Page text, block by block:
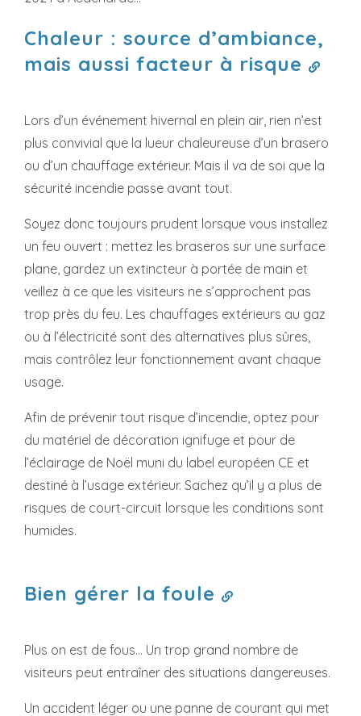
Chaleur : source d’ambiance,
mais aussi facteur à risque
Lors d’un événement hivernal en plein air, rien n’est
plus convivial que la lueur chaleureuse d’un brasero
ou d’un chauffage extérieur. Mais il va de soi que la
sécurité incendie passe avant tout.
Soyez donc toujours prudent lorsque vous installez
un feu ouvert : mettez les braseros sur une surface
plane, gardez un extincteur à portée de main et
veillez à ce que les visiteurs ne s’approchent pas
trop près du feu. Les chauffages extérieurs au gaz
ou à l’électricité sont des alternatives plus sûres,
mais contrôlez leur fonctionnement avant chaque
usage.
Afin de prévenir tout risque d’incendie, optez pour
du matériel de décoration ignifuge et pour de
l’éclairage de Noël muni du label européen CE et
destiné à l’usage extérieur. Sachez qu’il y a plus de
risques de court-circuit lorsque les conditions sont
humides.
Bien gérer la foule
Plus on est de fous… Un trop grand nombre de
visiteurs peut entraîner des situations dangereuses.
Un accident léger ou une panne de courant qui met